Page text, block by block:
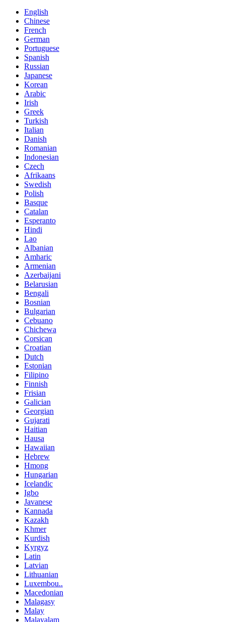
English
Chinese
French
German
Portuguese
Spanish
Russian
Japanese
Korean
Arabic
Irish
Greek
Turkish
Italian
Danish
Romanian
Indonesian
Czech
Afrikaans
Swedish
Polish
Basque
Catalan
Esperanto
Hindi
Lao
Albanian
Amharic
Armenian
Azerbaijani
Belarusian
Bengali
Bosnian
Bulgarian
Cebuano
Chichewa
Corsican
Croatian
Dutch
Estonian
Filipino
Finnish
Frisian
Galician
Georgian
Gujarati
Haitian
Hausa
Hawaiian
Hebrew
Hmong
Hungarian
Icelandic
Igbo
Javanese
Kannada
Kazakh
Khmer
Kurdish
Kyrgyz
Latin
Latvian
Lithuanian
Luxembou..
Macedonian
Malagasy
Malay
Malayalam